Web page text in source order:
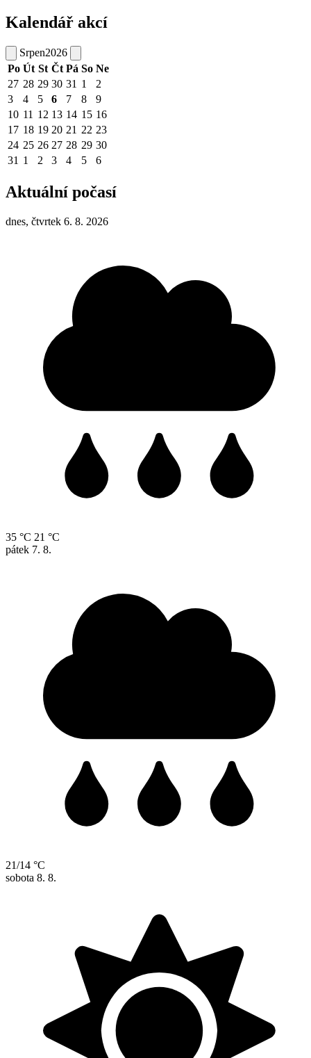
Kalendář akcí
Srpen2026
Po Út St Čt Pá So Ne
27 28 29 30 31 1
2
3
4 5 6 7 8
9
10 11 12 13 14 15 16
17 18 19 20 21 22 23
24 25 26 27 28 29 30
31 1 2 3 4 5 6
Aktuální počasí
dnes, čtvrtek 6. 8. 2026
35 °C 21 °C
pátek 7. 8.
21/14 °C
sobota 8. 8.